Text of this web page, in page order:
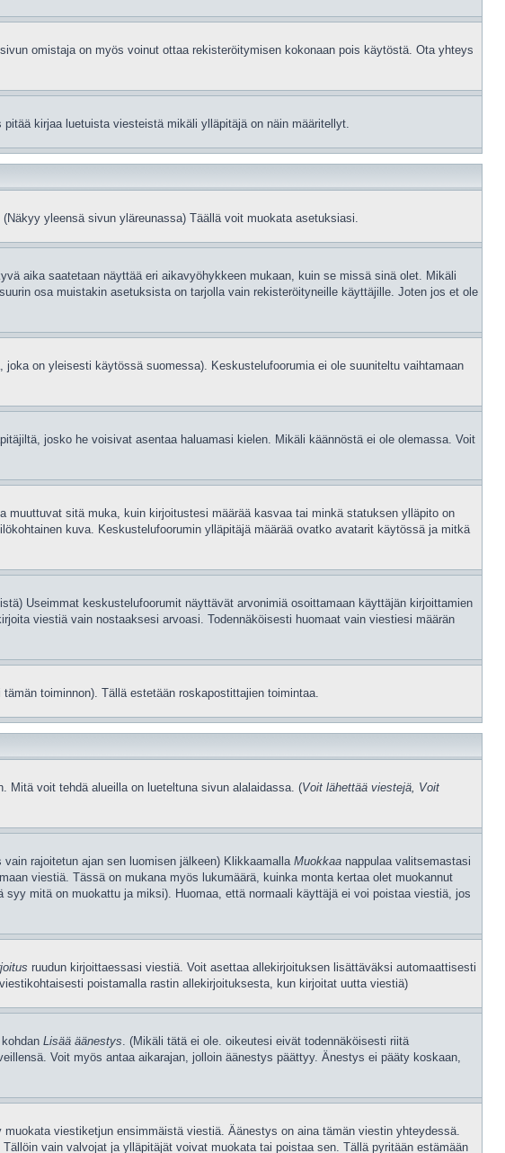
omistaja on myös voinut ottaa rekisteröitymisen kokonaan pois käytöstä. Ota yhteys
kirjaa luetuista viesteistä mikäli ylläpitäjä on näin määritellyt.
(Näkyy yleensä sivun yläreunassa) Täällä voit muokata asetuksiasi.
aika saatetaan näyttää eri aikavyöhykkeen mukaan, kuin se missä sinä olet. Mikäli
osa muistakin asetuksista on tarjolla vain rekisteröityneille käyttäjille. Joten jos et ole
on yleisesti käytössä suomessa). Keskustelufoorumia ei ole suuniteltu vaihtamaan
josko he voisivat asentaa haluamasi kielen. Mikäli käännöstä ei ole olemassa. Voit
sitä muka, kuin kirjoitustesi määrää kasvaa tai minkä statuksen ylläpito on
kuva. Keskustelufoorumin ylläpitäjä määrää ovatko avatarit käytössä ja mitkä
Useimmat keskustelufoorumit näyttävät arvonimiä osoittamaan käyttäjän kirjoittamien
viestiä vain nostaaksesi arvoasi. Todennäköisesti huomaat vain viestiesi määrän
toiminnon). Tällä estetään roskapostittajien toimintaa.
Mitä voit tehdä alueilla on lueteltuna sivun alalaidassa. (Voit lähettää viestejä, Voit
rajoitetun ajan sen luomisen jälkeen) Klikkaamalla Muokkaa nappulaa valitsemastasi
viestiä. Tässä on mukana myös lukumäärä, kuinka monta kertaa olet muokannut
mitä on muokattu ja miksi). Huomaa, että normaali käyttäjä ei voi poistaa viestiä, jos
ruudun kirjoittaessasi viestiä. Voit asettaa allekirjoituksen lisättäväksi automaattisesti
poistamalla rastin allekirjoituksesta, kun kirjoitat uutta viestiä)
Lisää äänestys. (Mikäli tätä ei ole. oikeutesi eivät todennäköisesti riitä
Voit myös antaa aikarajan, jolloin äänestys päättyy. Änestys ei pääty koskaan,
viestiketjun ensimmäistä viestiä. Äänestys on aina tämän viestin yhteydessä.
vain valvojat ja ylläpitäjät voivat muokata tai poistaa sen. Tällä pyritään estämään